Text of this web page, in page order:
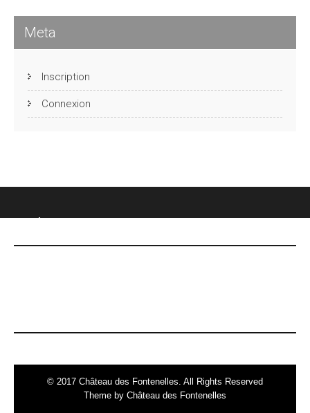
Meta
Inscription
Connexion
© 2017 Château des Fontenelles. All Rights Reserved
Theme by Château des Fontenelles